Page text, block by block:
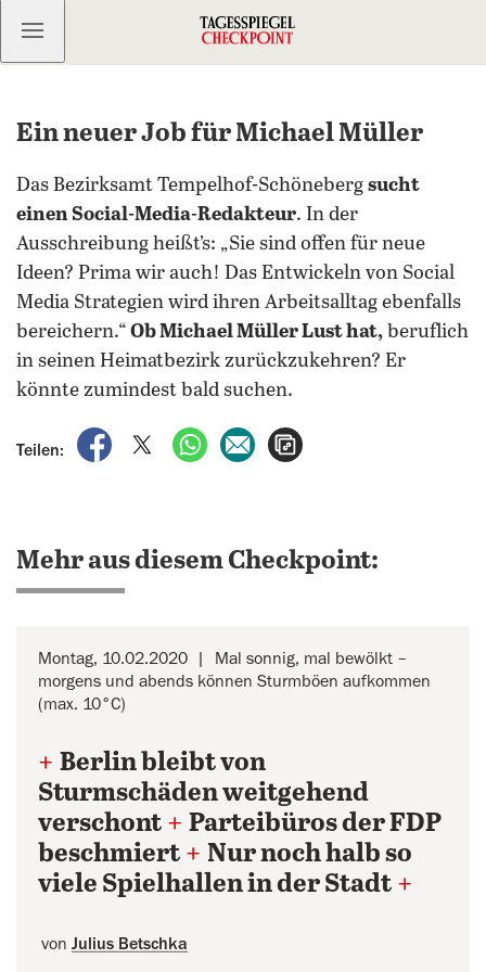
Kostenlos anmelden
Ein neuer Job für Michael Müller
Das Bezirksamt Tempelhof-Schöneberg sucht
einen Social-Media-Redakteur. In der
Ausschreibung heißt’s: „Sie sind offen für neue
Ideen? Prima wir auch! Das Entwickeln von Social
Media Strategien wird ihren Arbeitsalltag ebenfalls
bereichern.“ Ob Michael Müller Lust hat, beruflich
in seinen Heimatbezirk zurückzukehren? Er
könnte zumindest bald suchen.
Teilen:
auf Facebook teilen
auf X teilenper WhatsApp teilen
per E-Mail teilen
Mehr aus diesem Checkpoint:
Montag, 10.02.2020
Mal sonnig, mal bewölkt –
morgens und abends können Sturmböen aufkommen
(max. 10°C)
+ Berlin bleibt von
Sturmschäden weitgehend
verschont + Parteibüros der FDP
beschmiert + Nur noch halb so
viele Spielhallen in der Stadt +
von Julius Betschka